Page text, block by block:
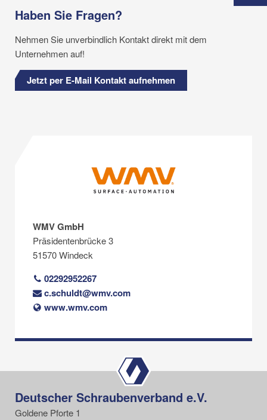
Haben Sie Fragen?
Nehmen Sie unverbindlich Kontakt direkt mit dem
Unternehmen auf!
Jetzt per E-Mail Kontakt aufnehmen
WMV GmbH
Präsidentenbrücke 3
51570 Windeck
02292952267
c.schuldt@wmv.com
www.wmv.com
Deutscher Schraubenverband e.V.
Goldene Pforte 1